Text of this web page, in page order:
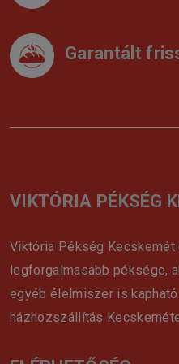
Garantált
VIKTÓRIA PÉKSÉG
Viktória Pékség Kecskemét
legforgalmasabb péksége,
egyéb élelmiszer is
házhozszállítás